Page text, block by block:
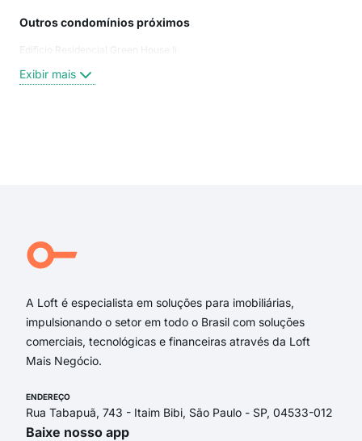
Outros condomínios próximos
Edificio Residencial Green House Ii
Exibir mais
A Loft é especialista em soluções para imobiliárias,
impulsionando o setor em todo o Brasil com soluções
comerciais, tecnológicas e financeiras através da Loft
Mais Negócio.
ENDEREÇO
Rua Tabapuã, 743 - Itaim Bibi, São Paulo - SP, 04533-012
Baixe nosso app